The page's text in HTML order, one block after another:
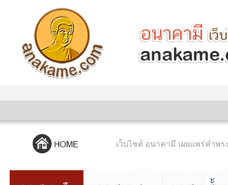
เว็บไซต์ อนาคามี เผยแพร่คำพ